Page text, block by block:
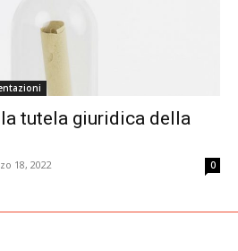
la tutela giuridica della
18, 2022 0